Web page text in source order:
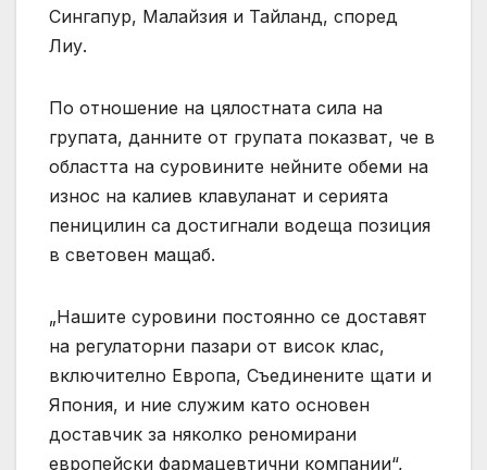
Сингапур, Малайзия и Тайланд, според
Лиу.
По отношение на цялостната сила на
групата, данните от групата показват, че в
областта на суровините нейните обеми на
износ на калиев клавуланат и серията
пеницилин са достигнали водеща позиция
в световен мащаб.
„Нашите суровини постоянно се доставят
на регулаторни пазари от висок клас,
включително Европа, Съединените щати и
Япония, и ние служим като основен
доставчик за няколко реномирани
европейски фармацевтични компании“,